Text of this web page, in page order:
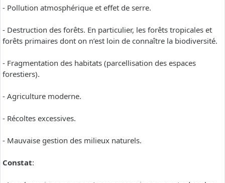
- Pollution atmosphérique et effet de serre.
- Destruction des forêts. En particulier, les forêts tropicales et
forêts primaires dont on n’est loin de connaître la biodiversité.
- Fragmentation des habitats (parcellisation des espaces
forestiers).
- Agriculture moderne.
- Récoltes excessives.
- Mauvaise gestion des milieux naturels.
Constat: